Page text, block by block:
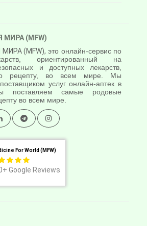
(MFW)
(MFW), это онлайн-сервис по
ориентированный на
и доступных лекарств,
рецепту, во всем мире. Мы
услуг онлайн-аптек в
поставляем самые родовые
во всем мире.
For World (MFW)
Google Reviews